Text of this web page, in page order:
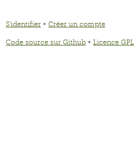
S'identifier • Créer un compte
Code source sur Github • Licence GPL